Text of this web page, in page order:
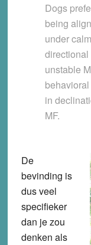
Dogs
being
under
unstable
in
MF.
De
bevinding is
dus veel
specifieker
dan je zou
denken als